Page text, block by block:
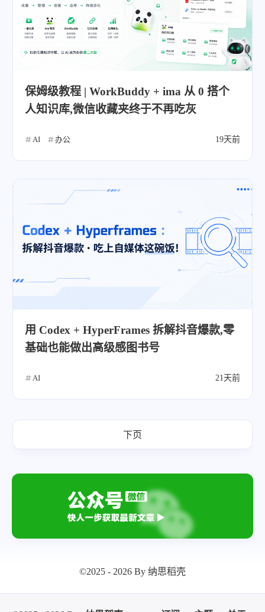
保姆级教程 | WorkBuddy + ima 从 0 搭个
人知识库,微信收藏夹终于不再吃灰
AI 办公 19天前
用 Codex + HyperFrames 拆解抖音爆款,零
基础也能做出高级感图书号
AI 21天前
下页
©2025 - 2026 By 纳思稻壳